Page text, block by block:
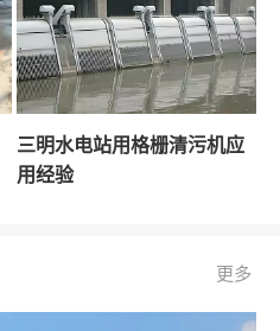
三明水电站用格栅清污机应
用经验
更多